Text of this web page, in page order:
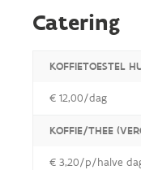
Catering
KOFFIETOESTEL
€ 12,00/dag
KOFFIE/THEE
€ 3,20/p/halve